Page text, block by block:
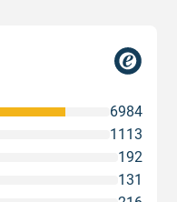
131
192
1113
6984